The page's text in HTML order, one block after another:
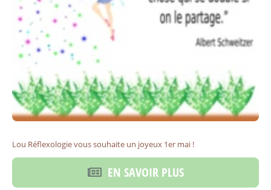
Lou Réflexologie vous souhaite un joyeux 1er mai !
EN SAVOIR PLUS